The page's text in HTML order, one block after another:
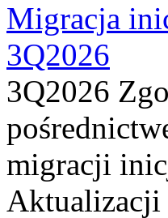
Migracja
3Q2026
3Q2026
migracji
Aktualizacji